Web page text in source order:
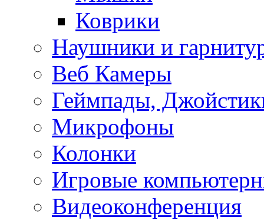
Коврики
Наушники и
Веб Камеры
Геймпады,
Микрофоны
Колонки
Игровые
Видеоконференция